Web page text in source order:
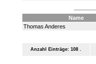
Name
Thomas Anderes
Anzahl Einträge: 108 .